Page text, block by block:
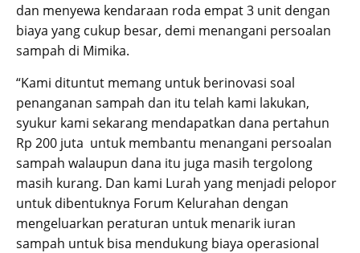
dan menyewa kendaraan roda empat 3 unit dengan
biaya yang cukup besar, demi menangani persoalan
sampah di Mimika.
“Kami dituntut memang untuk berinovasi soal
penanganan sampah dan itu telah kami lakukan,
syukur kami sekarang mendapatkan dana pertahun
Rp 200 juta untuk membantu menangani persoalan
sampah walaupun dana itu juga masih tergolong
masih kurang. Dan kami Lurah yang menjadi pelopor
untuk dibentuknya Forum Kelurahan dengan
mengeluarkan peraturan untuk menarik iuran
sampah untuk bisa mendukung biaya operasional